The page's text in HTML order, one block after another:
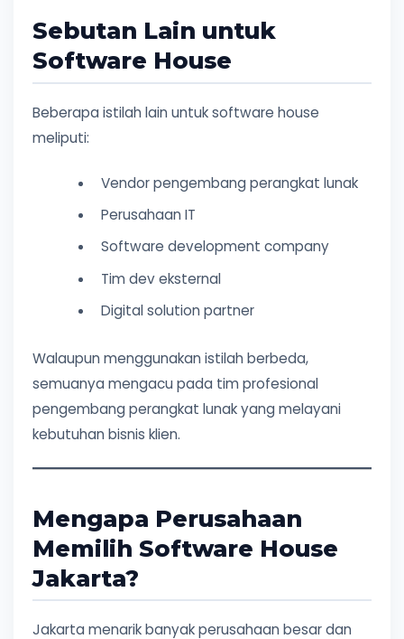
Sebutan Lain untuk
Software House
Beberapa istilah lain untuk software house
meliputi:
Vendor pengembang perangkat lunak
Perusahaan IT
Software development company
Tim dev eksternal
Digital solution partner
Walaupun menggunakan istilah berbeda,
semuanya mengacu pada tim profesional
pengembang perangkat lunak yang melayani
kebutuhan bisnis klien.
Mengapa Perusahaan
Memilih Software House
Jakarta?
Jakarta menarik banyak perusahaan besar dan